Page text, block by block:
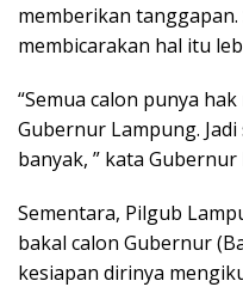
memberikan tanggapan.
membicarakan hal itu
“Semua calon punya
Gubernur Lampung.
banyak, ” kata
Sementara, Pilgub
bakal calon Gubernur
kesiapan dirinya